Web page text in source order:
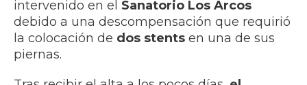
intervenido en el Sanatorio Los Arcos
debido a una descompensación que requirió
la colocación de dos stents en una de sus
piernas.